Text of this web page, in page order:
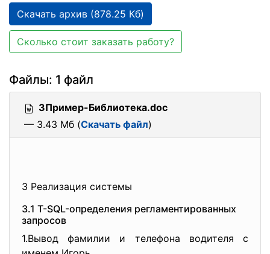
Скачать архив (878.25 Кб)
Сколько стоит заказать работу?
Файлы: 1 файл
3Пример-Библиотека.doc
— 3.43 Мб (Скачать файл)
3 Реализация системы
3.1 T-SQL-определения регламентированных
запросов
1.Вывод фамилии и телефона водителя с